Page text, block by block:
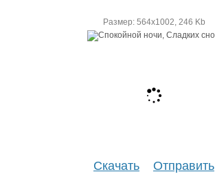
Размер: 564х1002, 246 Kb
Скачать Отправить